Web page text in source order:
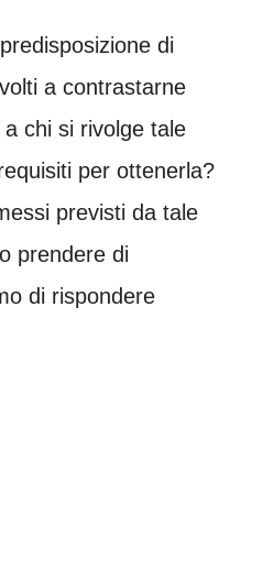
di
a contrastarne
a chi si rivolge tale
per ottenerla?
previsti da tale
prendere di
di rispondere